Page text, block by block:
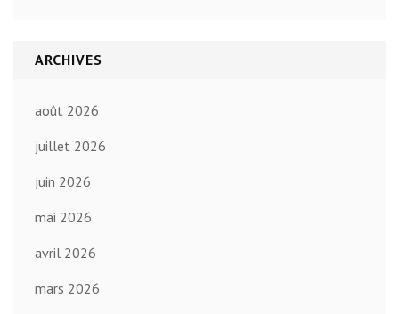
ARCHIVES
août 2026
juillet 2026
juin 2026
mai 2026
avril 2026
mars 2026